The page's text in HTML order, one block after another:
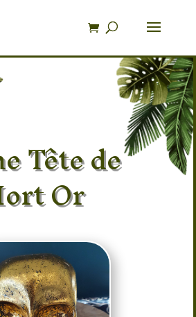
Tête de
Or